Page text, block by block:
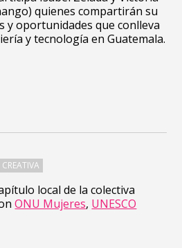
local de la colectiva
ONU Mujeres, UNESCO
quienes compartirán su
y oportunidades que conlleva
y tecnología en Guatemala.